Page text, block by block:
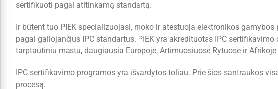
sertifikuoti pagal atitinkamą standartą.
Ir būtent tuo PIEK specializuojasi, moko ir atestuoja elektronikos
pagal galiojančius IPC standartus. PIEK yra akredituotas IPC
tarptautiniu mastu, daugiausia Europoje, Artimuosiuose Rytuose ir Afrikoje
IPC sertifikavimo programos yra išvardytos toliau. Prie šios santraukos
procesą.